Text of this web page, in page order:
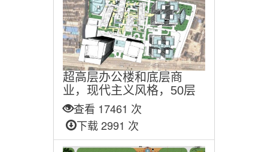
超高层办公楼和底层商
业，现代主义风格，50层
查看 17461 次
下载 2991 次